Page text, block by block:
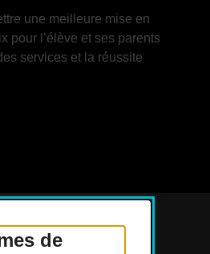
de
une meilleure mise en
pour l’élève et ses parents
services et la réussite